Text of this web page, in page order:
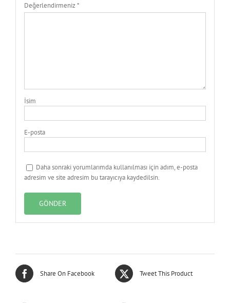
Değerlendirmeniz*
İsim
E-posta
Daha sonraki yorumlarımda kullanılması için adım, e-posta
adresim ve site adresim bu tarayıcıya kaydedilsin.
Share On Facebook Tweet This Product